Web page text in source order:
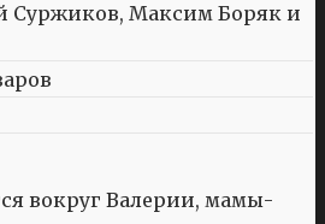
Суржиков, Максим Боряк и
вокруг Валерии, мамы-